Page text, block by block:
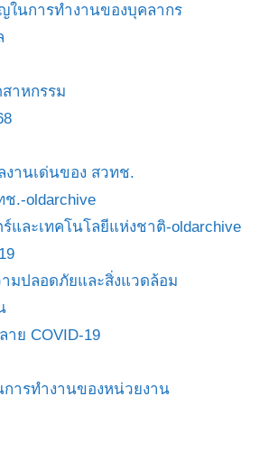
ในการทำงานของบุคลากร
าหกรรม
งานเด่นของ สวทช.
.-oldarchive
และเทคโนโลยีแห่งชาติ-oldarchive
มปลอดภัยและสิ่งแวดล้อม
ย COVID-19
ารทำงานของหน่วยงาน